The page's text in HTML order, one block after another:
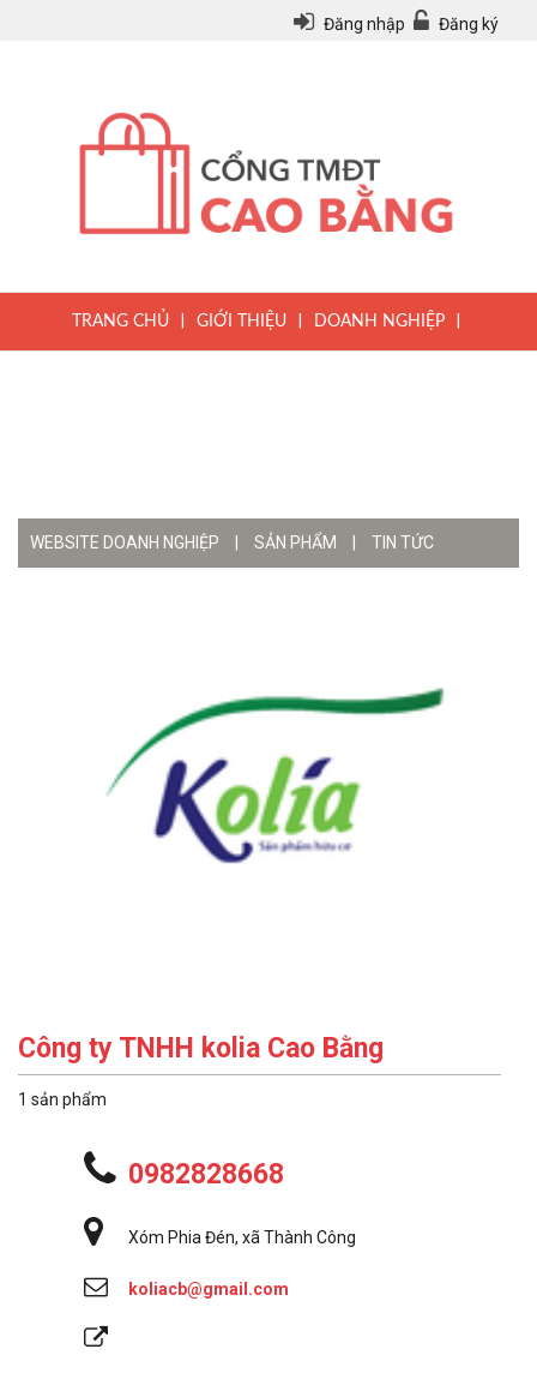
Đăng nhập Đăng ký
TRANG CHỦ GIỚI THIỆU DOANH NGHIỆP
WEBSITE DOANH NGHIỆP SẢN PHẨM TIN TỨC
Công ty TNHH kolia Cao Bằng
1 sản phẩm
0982828668
Xóm Phia Đén, xã Thành Công
koliacb@gmail.com